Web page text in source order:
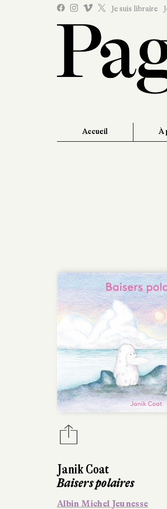
Je suis libraire
Accueil À
Janik Coat
Baisers polaires
Albin Michel Jeunesse